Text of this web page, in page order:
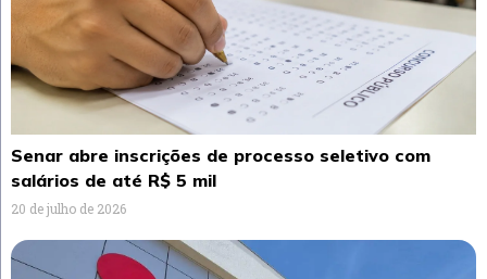
Senar abre inscrições de processo seletivo com
salários de até R$ 5 mil
20 de julho de 2026